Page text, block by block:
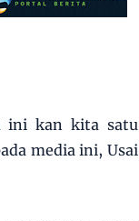
ini kan kita satu
media ini, Usai